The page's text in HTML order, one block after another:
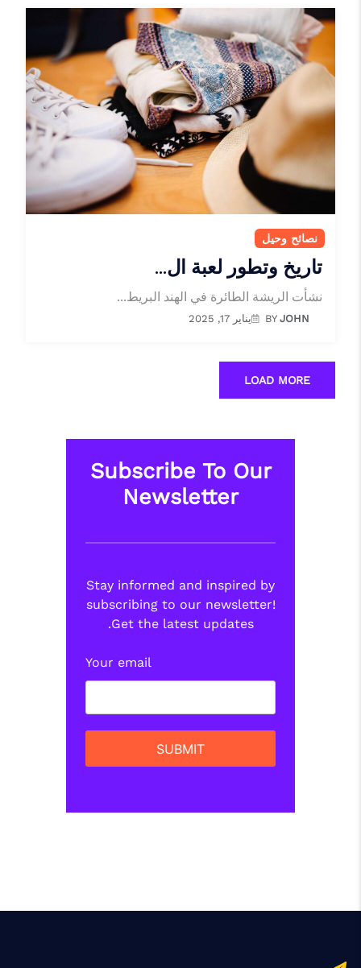
نصائح وحيل
تاريخ وتطور لعبة ال...
نشأت الريشة الطائرة في الهند البريط...
BY JOHN يناير 17, 2025
LOAD MORE
Subscribe To Our
Newsletter
Stay informed and inspired by
subscribing to our newsletter!
Get the latest updates.
Your email